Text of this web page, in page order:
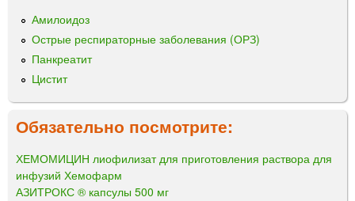
Амилоидоз
Острые респираторные заболевания (ОРЗ)
Панкреатит
Цистит
Обязательно посмотрите:
ХЕМОМИЦИН лиофилизат для приготовления раствора для
инфузий Хемофарм
АЗИТРОКС ® капсулы 500 мг